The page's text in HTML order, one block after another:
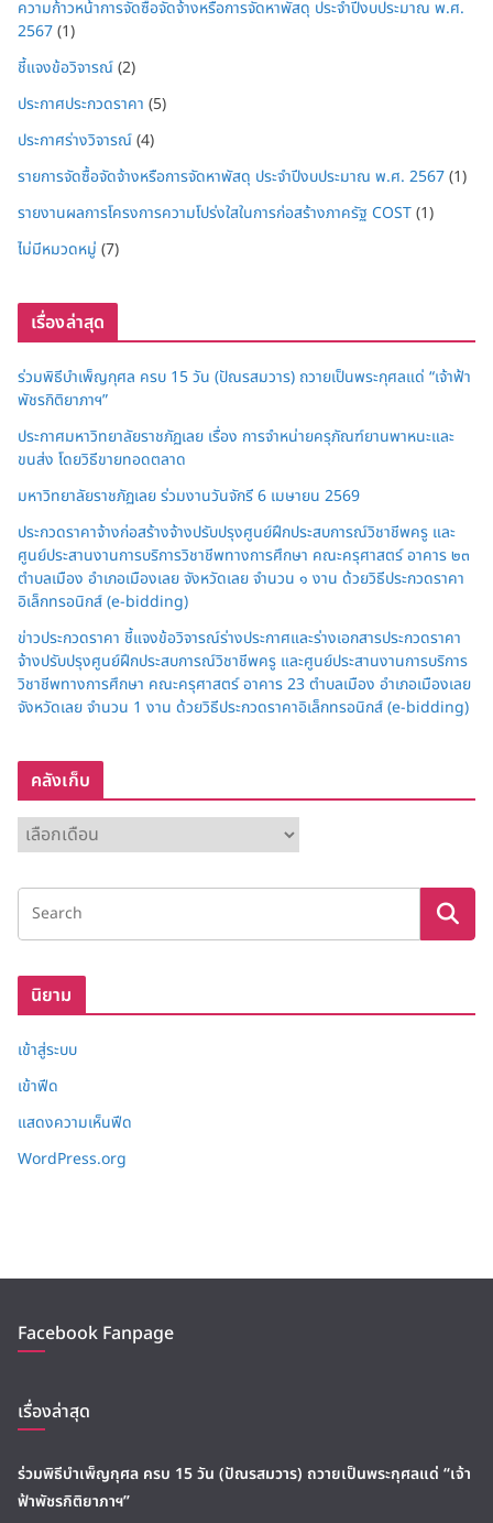
ความก้าวหน้าการจัดซื้อจัดจ้างหรือการจัดหาพัสดุ ประจำปีงบประมาณ พ.ศ.
2567(1)
ชี้แจงข้อวิจารณ์(2)
ประกาศประกวดราคา (5)
ประกาศร่างวิจารณ์(4)
รายการจัดซื้อจัดจ้างหรือการจัดหาพัสดุ ประจำปีงบประมาณ พ.ศ. 2567(1)
รายงานผลการโครงการความโปร่งใสในการก่อสร้างภาครัฐ COST(1)
ไม่มีหมวดหมู่ (7)
เรื่องล่าสุด
ร่วมพิธีบำเพ็ญกุศล ครบ 15 วัน (ปัณรสมวาร) ถวายเป็นพระกุศลแด่ “เจ้าฟ้า
พัชรกิติยาภาฯ”
ประกาศมหาวิทยาลัยราชภัฏเลย เรื่อง การจำหน่ายครุภัณฑ์ยานพาหนะและ
ขนส่ง โดยวิธีขายทอดตลาด
มหาวิทยาลัยราชภัฏเลย ร่วมงานวันจักรี 6 เมษายน 2569
ประกวดราคาจ้างก่อสร้างจ้างปรับปรุงศูนย์ฝึกประสบการณ์วิชาชีพครู และ
ศูนย์ประสานงานการบริการวิชาชีพทางการศึกษา คณะครุศาสตร์ อาคาร ๒๓
ตำบลเมือง อำเภอเมืองเลย จังหวัดเลย จำนวน ๑ งาน ด้วยวิธีประกวดราคา
อิเล็กทรอนิกส์ (e-bidding)
ข่าวประกวดราคา ชี้แจงข้อวิจารณ์ร่างประกาศและร่างเอกสารประกวดราคา
จ้างปรับปรุงศูนย์ฝึกประสบการณ์วิชาชีพครู และศูนย์ประสานงานการบริการ
วิชาชีพทางการศึกษา คณะครุศาสตร์ อาคาร 23 ตำบลเมือง อำเภอเมืองเลย
จังหวัดเลย จำนวน 1 งาน ด้วยวิธีประกวดราคาอิเล็กทรอนิกส์ (e-bidding)
คลังเก็บ
ลั
ง
ก็
นิยาม
เข้าสู่ระบบ
เข้าฟีด
แสดงความเห็นฟีด
WordPress.org
Facebook Fanpage
เรื่องล่าสุด
ร่วมพิธีบำเพ็ญกุศล ครบ 15 วัน (ปัณรสมวาร) ถวายเป็นพระกุศลแด่ “เจ้า
ฟ้าพัชรกิติยาภาฯ”